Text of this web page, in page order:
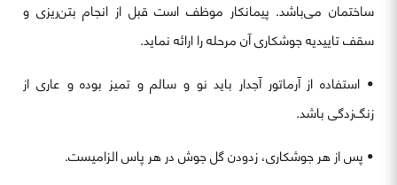
ساختمان می‌باشد. پیمانکار موظف است قبل از انجام بتن‌ریزی و
سقف تاییدیه جوشکاری آن مرحله را ارائه نماید.
• استفاده از آرماتور آجدار باید نو و سالم و تمیز بوده و عاری از
زنگ‌زدگی باشد.
• پس از هر جوشکاری، زدودن گل جوش در هر پاس الزامیست.